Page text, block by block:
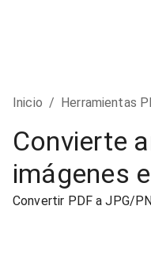
Inicio / Herramientas
Convierte
imágenes
Convertir PDF a JPG/